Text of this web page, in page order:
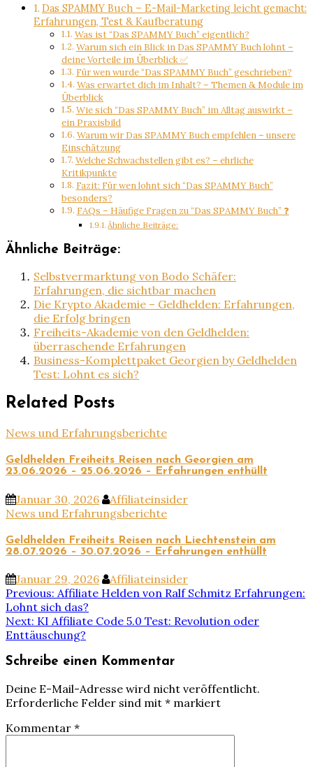
Das SPAMMY Buch – E-Mail-Marketing leicht gemacht:
Erfahrungen, Test & Kaufberatung
Was ist “Das SPAMMY Buch” eigentlich?
Warum sich ein Blick in Das SPAMMY Buch lohnt –
deine Vorteile im Überblick ✅
Für wen wurde “Das SPAMMY Buch” geschrieben?
Was erwartet dich im Inhalt? – Themen & Module im
Überblick
Wie sich “Das SPAMMY Buch” im Alltag auswirkt –
ein Praxisbild
Warum wir Das SPAMMY Buch empfehlen – unsere
Einschätzung
Welche Schwachstellen gibt es? – ehrliche
Kritikpunkte
Fazit: Für wen lohnt sich “Das SPAMMY Buch”
besonders?
FAQs – Häufige Fragen zu “Das SPAMMY Buch” ❓
Ähnliche Beiträge:
Ähnliche Beiträge:
Selbstvermarktung von Bodo Schäfer:
Erfahrungen, die sichtbar machen
Die Krypto Akademie – Geldhelden: Erfahrungen,
die Erfolg bringen
Freiheits-Akademie von den Geldhelden:
überraschende Erfahrungen
Business-Komplettpaket Georgien by Geldhelden
Test: Lohnt es sich?
Related Posts
News und Erfahrungsberichte
Geldhelden Freiheits Reisen nach Georgien am
23.06.2026 – 25.06.2026 – Erfahrungen enthüllt
Januar 30, 2026
Affiliateinsider
News und Erfahrungsberichte
Geldhelden Freiheits Reisen nach Liechtenstein am
28.07.2026 – 30.07.2026 – Erfahrungen enthüllt
Januar 29, 2026 Affiliateinsider
Beitragsnavigation
Previous: Affiliate Helden von Ralf Schmitz Erfahrungen:
Lohnt sich das?
Next: KI Affiliate Code 5.0 Test: Revolution oder
Enttäuschung?
Schreibe einen Kommentar
Deine E-Mail-Adresse wird nicht veröffentlicht.
Erforderliche Felder sind mit * markiert
Kommentar *